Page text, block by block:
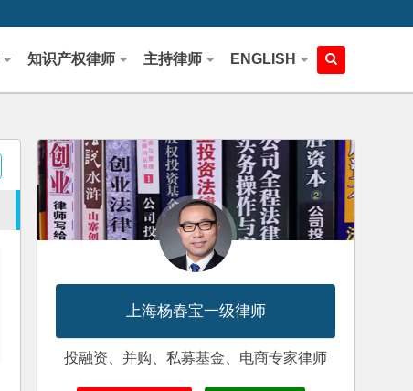
知识产权律师 主持律师 ENGLISH
上海杨春宝一级律师
投融资、并购、私募基金、电商专家律师